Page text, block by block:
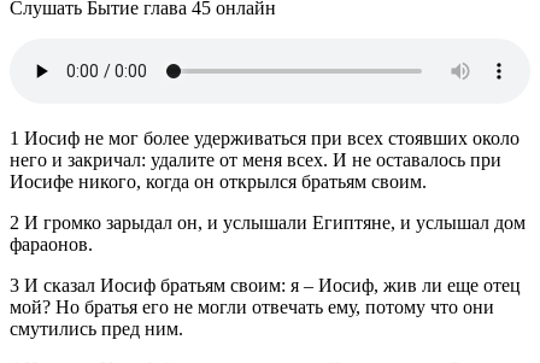
Слушать Бытие глава 45 онлайн
1 Иосиф не мог более удерживаться при всех стоявших около
него и закричал: удалите от меня всех. И не оставалось при
Иосифе никого, когда он открылся братьям своим.
2 И громко зарыдал он, и услышали Египтяне, и услышал дом
фараонов.
3 И сказал Иосиф братьям своим: я – Иосиф, жив ли еще отец
мой? Но братья его не могли отвечать ему, потому что они
смутились пред ним.